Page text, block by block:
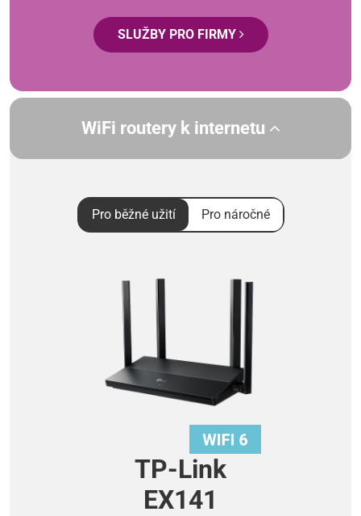
SLUŽBY PRO FIRMY
WiFi routery k internetu
Pro běžné užití Pro náročné
TP-Link
EX141